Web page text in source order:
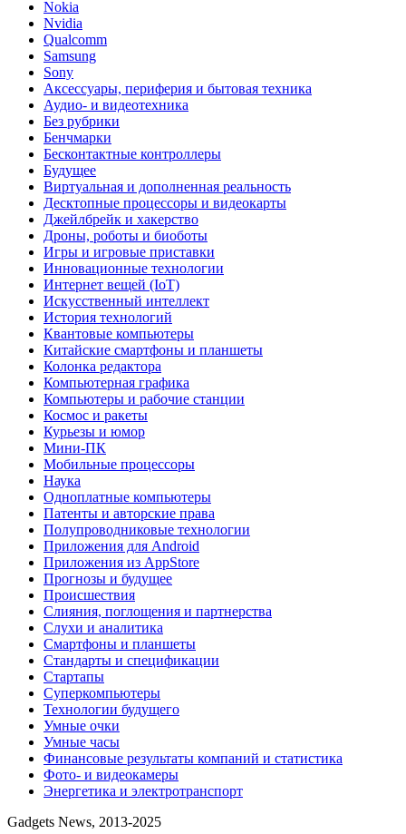
Nokia
Nvidia
Qualcomm
Samsung
Sony
Аксессуары, периферия и бытовая техника
Аудио- и видеотехника
Без рубрики
Бенчмарки
Бесконтактные контроллеры
Будущее
Виртуальная и дополненная реальность
Десктопные процессоры и видеокарты
Джейлбрейк и хакерство
Дроны, роботы и биоботы
Игры и игровые приставки
Инновационные технологии
Интернет вещей (IoT)
Искусственный интеллект
История технологий
Квантовые компьютеры
Китайские смартфоны и планшеты
Колонка редактора
Компьютерная графика
Компьютеры и рабочие станции
Космос и ракеты
Курьезы и юмор
Мини-ПК
Мобильные процессоры
Наука
Одноплатные компьютеры
Патенты и авторские права
Полупроводниковые технологии
Приложения для Android
Приложения из AppStore
Прогнозы и будущее
Происшествия
Слияния, поглощения и партнерства
Слухи и аналитика
Смартфоны и планшеты
Стандарты и спецификации
Стартапы
Суперкомпьютеры
Технологии будущего
Умные очки
Умные часы
Финансовые результаты компаний и статистика
Фото- и видеокамеры
Энергетика и электротранспорт
Gadgets News, 2013-2025